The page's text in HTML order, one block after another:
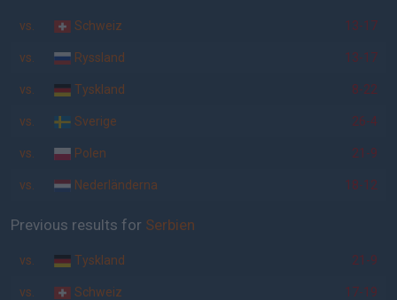
vs. Schweiz 13-17
vs. Ryssland 13-17
vs. Tyskland 8-22
vs. Sverige 26-4
vs. Polen 21-9
vs. Nederländerna 18-12
Previous results for Serbien
vs. Tyskland 21-9
vs. Schweiz 17-19